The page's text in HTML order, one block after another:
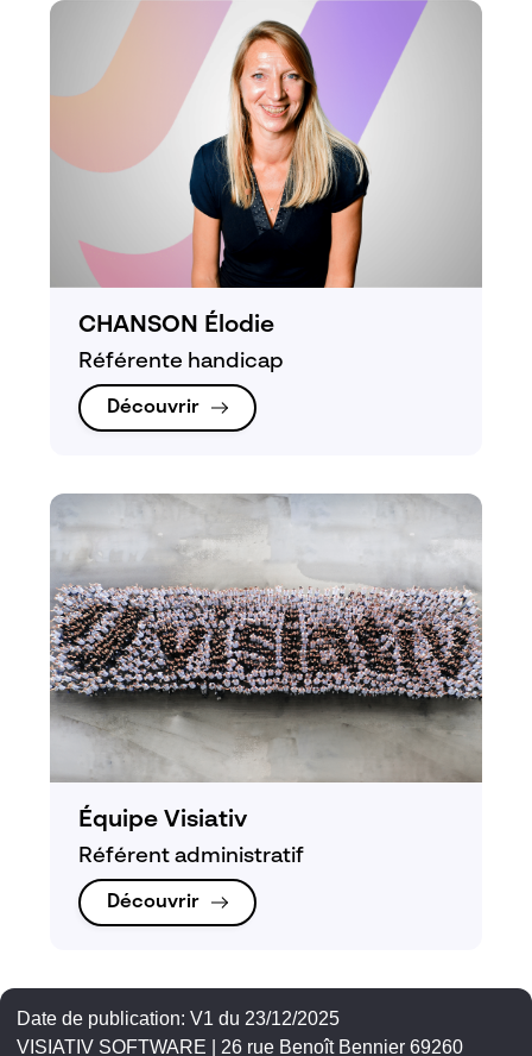
CHANSON Élodie
Référente handicap
Découvrir
Équipe Visiativ
Référent administratif
Découvrir
Date de publication: V1 du 23/12/2025
VISIATIV SOFTWARE | 26 rue Benoît Bennier 69260